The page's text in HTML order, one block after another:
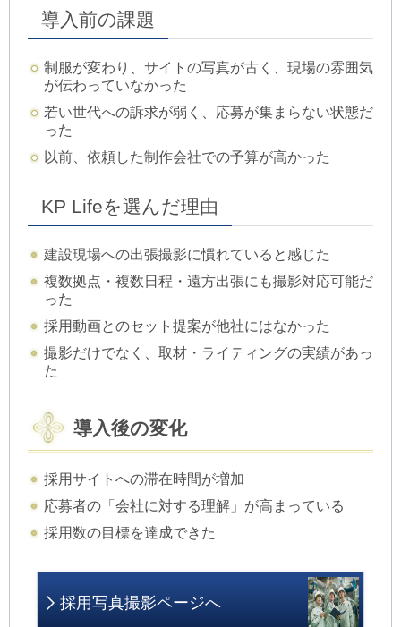
導入前の課題
制服が変わり、サイトの写真が古く、現場の雰囲気
が伝わっていなかった
若い世代への訴求が弱く、応募が集まらない状態だ
った
以前、依頼した制作会社での予算が高かった
KP Lifeを選んだ理由
建設現場への出張撮影に慣れていると感じた
複数拠点・複数日程・遠方出張にも撮影対応可能だ
った
採用動画とのセット提案が他社にはなかった
撮影だけでなく、取材・ライティングの実績があっ
た
導入後の変化
採用サイトへの滞在時間が増加
応募者の「会社に対する理解」が高まっている
採用数の目標を達成できた
採用写真撮影ページへ